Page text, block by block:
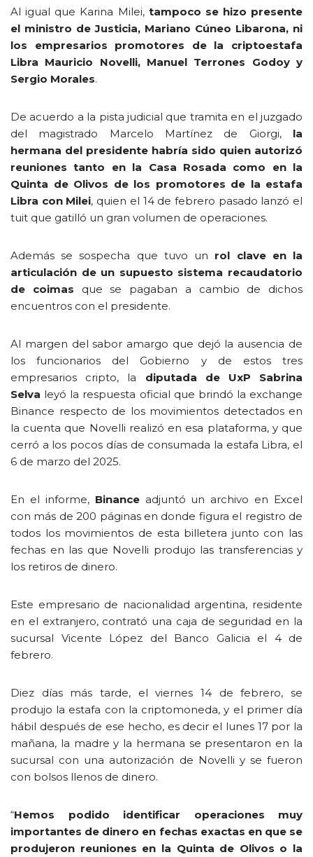
Al igual que Karina Milei, tampoco se hizo presente
el ministro de Justicia, Mariano Cúneo Libarona, ni
los empresarios promotores de la criptoestafa
Libra Mauricio Novelli, Manuel Terrones Godoy y
Sergio Morales.
De acuerdo a la pista judicial que tramita en el juzgado
del magistrado Marcelo Martínez de Giorgi,la
hermana del presidente habría sido quien autorizó
reuniones tanto en la Casa Rosada como en la
Quinta de Olivos de los promotores de la estafa
Libra con Milei, quien el 14 de febrero pasado lanzó el
tuit que gatilló un gran volumen de operaciones.
Además se sospecha que tuvo un rol clave en la
articulación de un supuesto sistema recaudatorio
de coimas que se pagaban a cambio de dichos
encuentros con el presidente.
Al margen del sabor amargo que dejó la ausencia de
los funcionarios del Gobierno y de estos tres
empresarios cripto, la diputada de UxP Sabrina
Selva leyó la respuesta oficial que brindó la exchange
Binance respecto de los movimientos detectados en
la cuenta que Novelli realizó en esa plataforma, y que
cerró a los pocos días de consumada la estafa Libra, el
6 de marzo del 2025.
En el informe, Binanceadjuntó un archivo en Excel
con más de 200 páginas en donde figura el registro de
todos los movimientos de esta billetera junto con las
fechas en las que Novelli produjo las transferencias y
los retiros de dinero.
Este empresario de nacionalidad argentina, residente
en el extranjero, contrató una caja de seguridad en la
sucursal Vicente López del Banco Galicia el 4 de
febrero.
Diez días más tarde, el viernes 14 de febrero, se
produjo la estafa con la criptomoneda, y el primer día
hábil después de ese hecho, es decir el lunes 17 por la
mañana, la madre y la hermana se presentaron en la
sucursal con una autorización de Novelli y se fueron
con bolsos llenos de dinero.
“Hemos podido identificar operaciones muy
importantes de dinero en fechas exactas en que se
produjeron reuniones en la Quinta de Olivos o la